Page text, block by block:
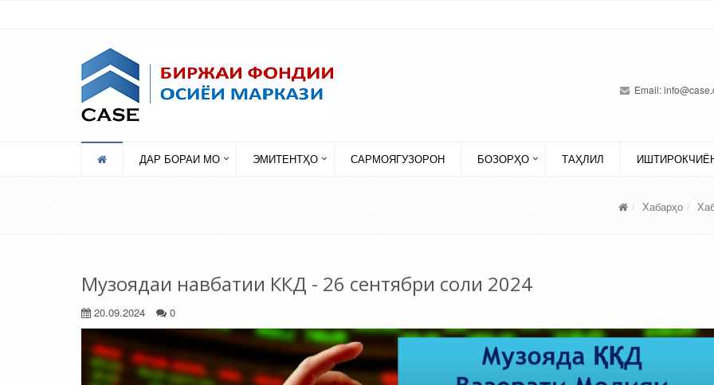
Email:
ДАР БОРАИ МО ЭМИТЕНТҲО САРМОЯГУЗОРОН БОЗОРҲО ТАҲЛИЛ
Хабарҳо
Музоядаи навбатии ККД - 26 сентябри соли 2024
20.09.2024 0